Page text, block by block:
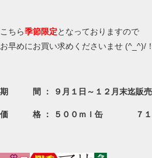
こちら季節限定となっておりますので
お早めにお買い求めくださいませ (^_^)/！
期 間 ： ９月１日～１２月末迄販売
価 格 ： ５００ｍｌ缶 ７１３